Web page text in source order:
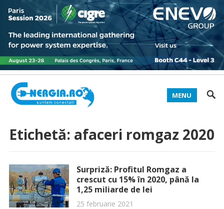
MENU
Etichetă: afaceri romgaz 2020
Surpriză: Profitul Romgaz a
crescut cu 15% în 2020, până la
1,25 miliarde de lei
25 februarie 2021